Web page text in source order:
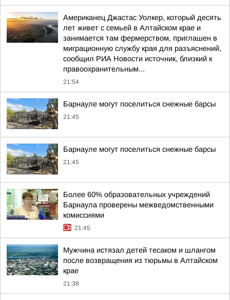
Американец Джастас Уолкер, который десять
лет живет с семьей в Алтайском крае и
занимается там фермерством, приглашен в
миграционную службу края для разъяснений,
сообщил РИА Новости источник, близкий к
правоохранительным...
21:54
Барнауле могут поселиться снежные барсы
21:45
Барнауле могут поселиться снежные барсы
21:45
Более 60% образовательных учреждений
Барнаула проверены межведомственными
комиссиями
21:45
Мужчина истязал детей тесаком и шлангом
после возвращения из тюрьмы в Алтайском
крае
21:38